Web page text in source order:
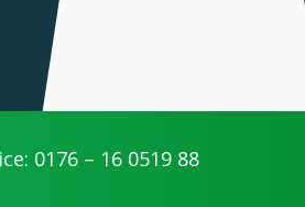
0176 – 16 0519 88